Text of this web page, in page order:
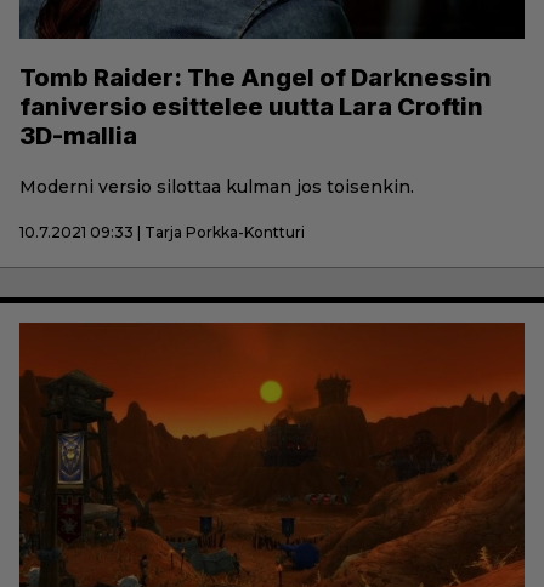
Tomb Raider: The Angel of Darknessin
faniversio esittelee uutta Lara Croftin
3D-mallia
Moderni versio silottaa kulman jos toisenkin.
10.7.2021 09:33 | Tarja Porkka-Kontturi